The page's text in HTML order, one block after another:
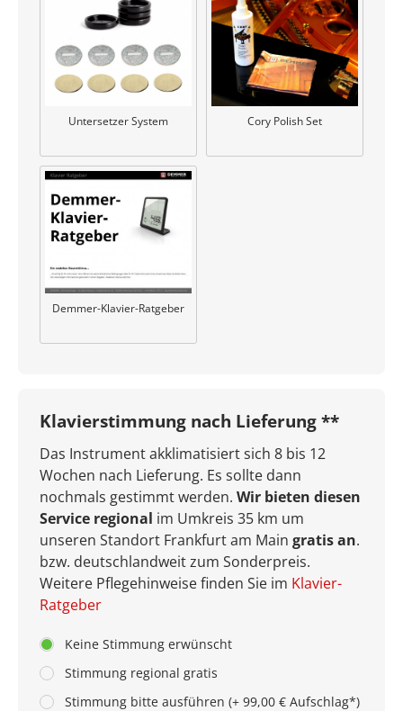
Untersetzer System Cory Polish Set
Demmer-Klavier-Ratgeber
Klavierstimmung nach Lieferung **
Das Instrument akklimatisiert sich 8 bis 12
Wochen nach Lieferung. Es sollte dann
nochmals gestimmt werden. Wir bieten diesen
Service regional im Umkreis 35 km um
unseren Standort Frankfurt am Main gratis an.
bzw. deutschlandweit zum Sonderpreis.
Weitere Pflegehinweise finden Sie im Klavier-
Ratgeber
Keine Stimmung erwünscht
Stimmung regional gratis
Stimmung bitte ausführen (+ 99,00 € Aufschlag*)